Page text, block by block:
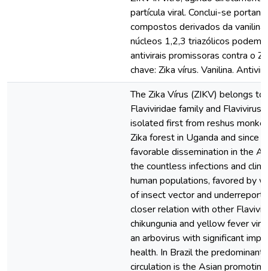
partícula viral. Conclui-se
compostos derivados da
núcleos 1,2,3 triazólicos podem
antivirais promissoras contra o
chave: Zika vírus. Vanilina.
The Zika Vírus (ZIKV) belongs to
Flaviviridae family and Flavivirus
isolated first from reshus
Zika forest in Uganda and since
favorable dissemination in the
the countless infections and
human populations, favored by
of insect vector and
closer relation with other
chikungunia and yellow fever
an arbovirus with significant
health. In Brazil the predominant
circulation is the Asian